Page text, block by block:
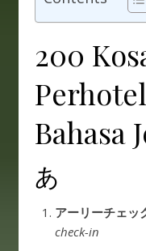
200
Bahasa
あ
アーリーチェッ
check-in